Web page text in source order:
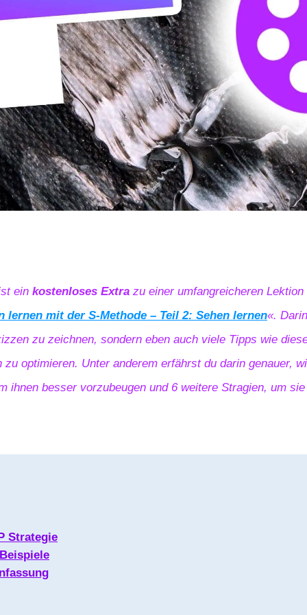
ein kostenloses Extra zu einer umfangreicheren
lernen mit der S-Methode – Teil 2: Sehen lernen«.
zu zeichnen, sondern eben auch viele Tipps wie
zu optimieren. Unter anderem erfährst du darin genauer,
ihnen besser vorzubeugen und 6 weitere Stragien, um
Strategie